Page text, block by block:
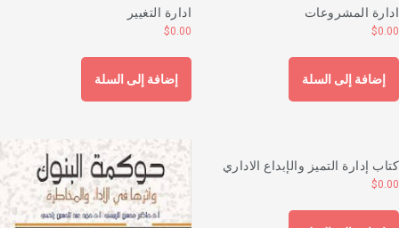
المشروعات
$
إضافة إلى السلة
ادارة التغيير
$0.00
إضافة إلى السلة
إدارة التميز والإبداع الاداري
$